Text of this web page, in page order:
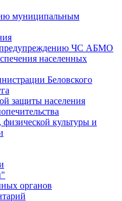
муниципальным
ЧС АБМО
населенных
Беловского
защиты населения
культуры и
органов